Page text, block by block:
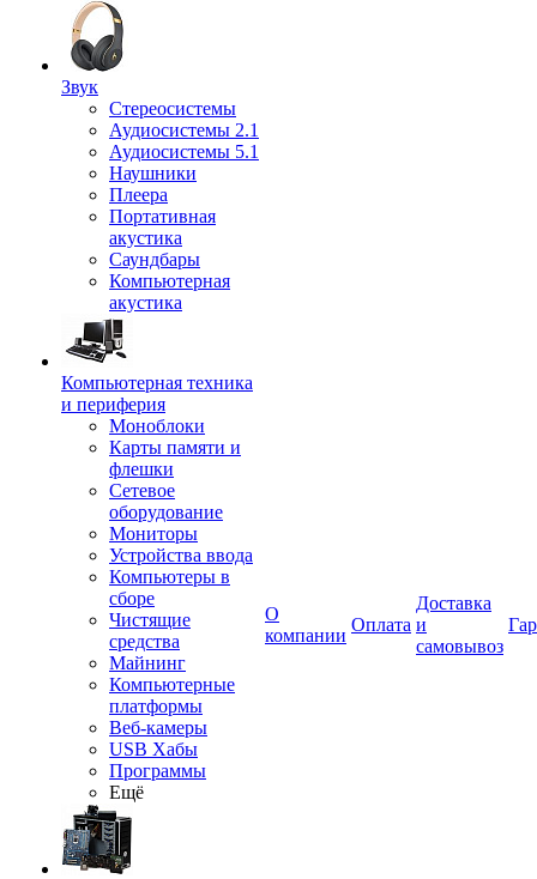
Звук
Стереосистемы
Аудиосистемы 2.1
Аудиосистемы 5.1
Наушники
Плеера
Портативная
акустика
Саундбары
Компьютерная
акустика
Компьютерная техника
и периферия
Моноблоки
Карты памяти и
флешки
Сетевое
оборудование
Мониторы
Устройства ввода
Компьютеры в
сборе
Чистящие
средства
Майнинг
Компьютерные
платформы
Веб-камеры
USB Хабы
Программы
Ещё
О
компании
Оплата
Доставка
и
самовывоз